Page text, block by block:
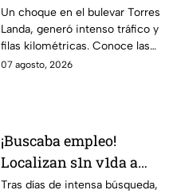
Torres Landa provoca
filas kilométricas a esta
altura
Un choque en el bulevar Torres
Landa, generó intenso tráfico y
filas kilométricas. Conoce las
vías alternas.
07 agosto, 2026
¡Buscaba empleo!
Localizan s1n v1da a
joven de 25 años que
Tras días de intensa búsqueda,